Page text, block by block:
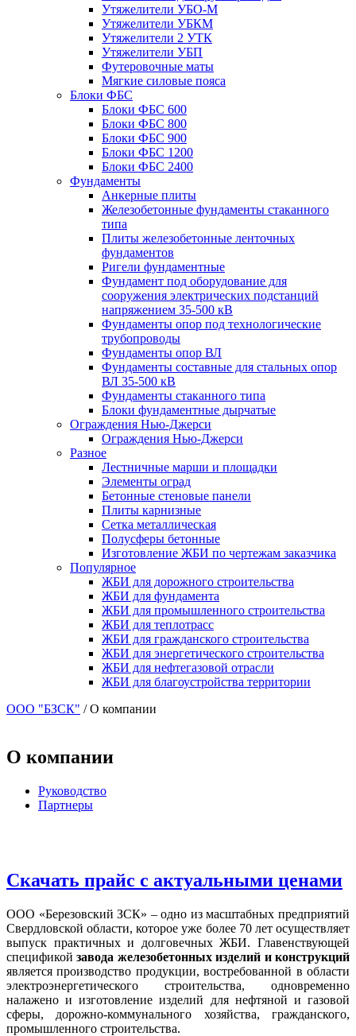
Утяжелители УБО-М
Утяжелители УБКМ
Утяжелители 2 УТК
Утяжелители УБП
Футеровочные маты
Мягкие силовые пояса
Блоки ФБС
Блоки ФБС 600
Блоки ФБС 800
Блоки ФБС 900
Блоки ФБС 1200
Блоки ФБС 2400
Фундаменты
Анкерные плиты
Железобетонные фундаменты стаканного
типа
Плиты железобетонные ленточных
фундаментов
Ригели фундаментные
Фундамент под оборудование для
сооружения электрических подстанций
напряжением 35-500 кВ
Фундаменты опор под технологические
трубопроводы
Фундаменты опор ВЛ
Фундаменты составные для стальных опор
ВЛ 35-500 кВ
Фундаменты стаканного типа
Блоки фундаментные дырчатые
Ограждения Нью-Джерси
Ограждения Нью-Джерси
Разное
Лестничные марши и площадки
Элементы оград
Бетонные стеновые панели
Плиты карнизные
Сетка металлическая
Полусферы бетонные
Изготовление ЖБИ по чертежам заказчика
Популярное
ЖБИ для дорожного строительства
ЖБИ для фундамента
ЖБИ для промышленного строительства
ЖБИ для теплотрасс
ЖБИ для гражданского строительства
ЖБИ для энергетического строительства
ЖБИ для нефтегазовой отрасли
ЖБИ для благоустройства территории
ООО "БЗСК" /О компании
О компании
Руководство
Партнеры
Скачать прайс с актуальными ценами
ООО «Березовский ЗСК» – одно из масштабных предприятий
Свердловской области, которое уже более 70 лет осуществляет
выпуск практичных и долговечных ЖБИ. Главенствующей
спецификойзавода железобетонных изделий и конструкций
является производство продукции, востребованной в области
электроэнергетического строительства, одновременно
налажено и изготовление изделий для нефтяной и газовой
сферы, дорожно-коммунального хозяйства, гражданского,
промышленного строительства.